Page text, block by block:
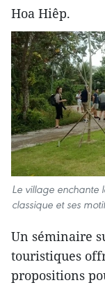
Hoa Hiêp.
Le village enchante
classique et ses
Un séminaire
touristiques
propositions